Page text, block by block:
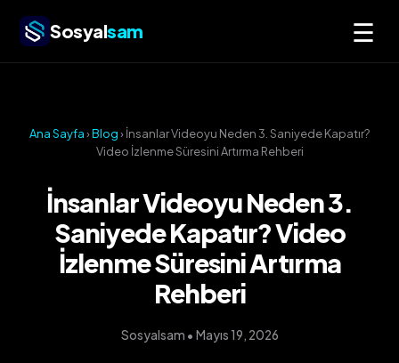
Sosyalsam ☰
Ana Sayfa›Blog› İnsanlar Videoyu Neden 3. Saniyede Kapatır?
Video İzlenme Süresini Artırma Rehberi
İnsanlar Videoyu Neden 3.
Saniyede Kapatır? Video
İzlenme Süresini Artırma
Rehberi
Sosyalsam • Mayıs 19, 2026